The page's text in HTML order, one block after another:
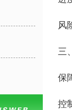
风
三
保
控